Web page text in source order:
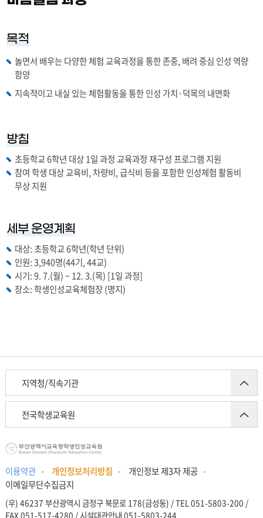
목적
놀면서 배우는 다양한 체험 교육과정을 통한 존중, 배려 중심 인성 역량
함양
지속적이고 내실 있는 체험활동을 통한 인성 가치·덕목의 내면화
방침
초등학교 6학년 대상 1일 과정 교육과정 재구성 프로그램 지원
참여 학생 대상 교육비, 차량비, 급식비 등을 포함한 인성체험 활동비
무상 지원
세부 운영계획
대상: 초등학교 6학년(학년 단위)
인원: 3,940명(44기, 44교)
시기: 9. 7.(월) ~ 12. 3.(목) [1일 과정]
장소: 학생인성교육체험장 (명지)
지역청/직속기관
전국학생교육원
이용약관 개인정보처리방침
개인정보 제3자 제공
이메일무단수집금지
(우) 46237 부산광역시 금정구 북문로 178(금성동) / TEL 051-5803-200 /
FAX 051-517-4280 / 시설대관안내 051-5803-244